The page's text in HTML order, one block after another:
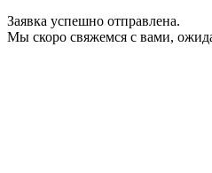
Заявка успешно отправлена.
Мы скоро свяжемся с вами,